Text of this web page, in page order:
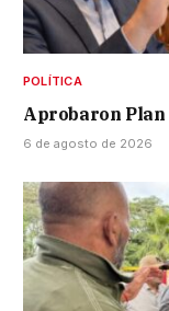
POLÍTICA
Aprobaron Plan
6 de agosto de 2026